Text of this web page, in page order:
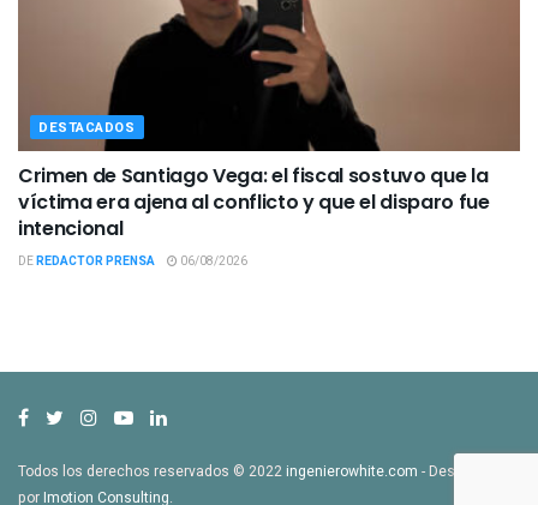
DESTACADOS
Crimen de Santiago Vega: el fiscal sostuvo que la
víctima era ajena al conflicto y que el disparo fue
intencional
DEREDACTOR PRENSA 06/08/2026
Todos los derechos reservados © 2022ingenierowhite.com - Desarrollado
porImotion Consulting.